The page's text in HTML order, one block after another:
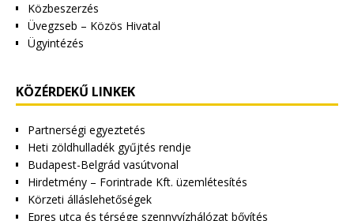
Közbeszerzés
Üvegzseb – Közös Hivatal
Ügyintézés
KÖZÉRDEKŰ LINKEK
Partnerségi egyeztetés
Heti zöldhulladék gyűjtés rendje
Budapest-Belgrád vasútvonal
Hirdetmény – Forintrade Kft. üzemlétesítés
Körzeti álláslehetőségek
Epres utca és térsége szennyvízhálózat bővítés